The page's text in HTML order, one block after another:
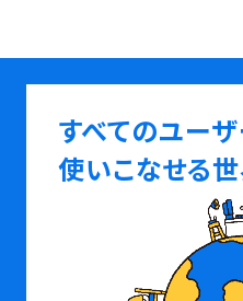
すべてのユー
使いこなせる